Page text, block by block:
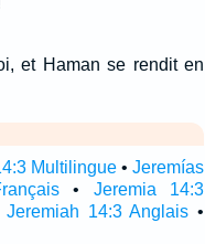
et Haman se rendit en
Multilingue• Jeremías
• Jeremia 14:3
Jeremiah 14:3 Anglais •